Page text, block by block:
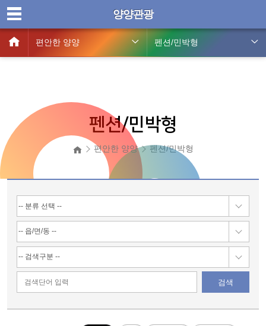
양양관광
편안한 양양 펜션/민박형
펜션/민박형
편안한 양양 펜션/민박형
검색